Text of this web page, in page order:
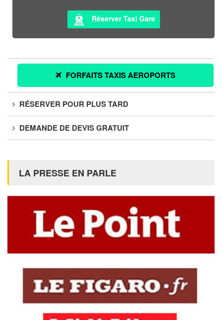
Réserver Taxi Gare
FORFAITS TAXIS AEROPORTS
RÉSERVER POUR PLUS TARD
DEMANDE DE DEVIS GRATUIT
LA PRESSE EN PARLE